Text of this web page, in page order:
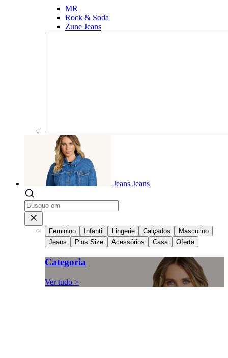
MR
Rock & Soda
Zune Jeans
Jeans Jeans
Feminino Infantil Lingerie Calçados
Masculino
Jeans
Plus Size Acessórios Casa Oferta
Categoria
Ver tudo >